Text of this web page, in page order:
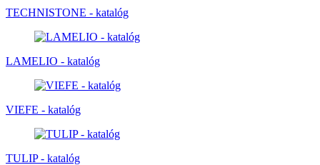
TECHNISTONE - katalóg
LAMELIO - katalóg
VIEFE - katalóg
TULIP - katalóg